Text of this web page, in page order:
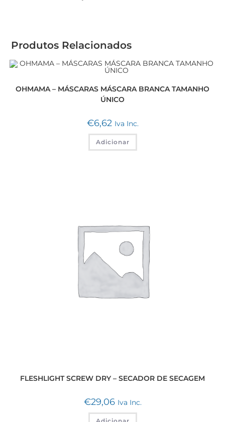
Produtos Relacionados
OHMAMA – MÁSCARAS MÁSCARA BRANCA TAMANHO
ÚNICO
€6,62 Iva Inc.
Adicionar
FLESHLIGHT SCREW DRY – SECADOR DE SECAGEM
€29,06 Iva Inc.